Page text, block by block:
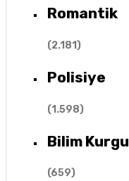
Romantik
(2.181)
Polisiye
(1.598)
Bilim Kurgu
(659)